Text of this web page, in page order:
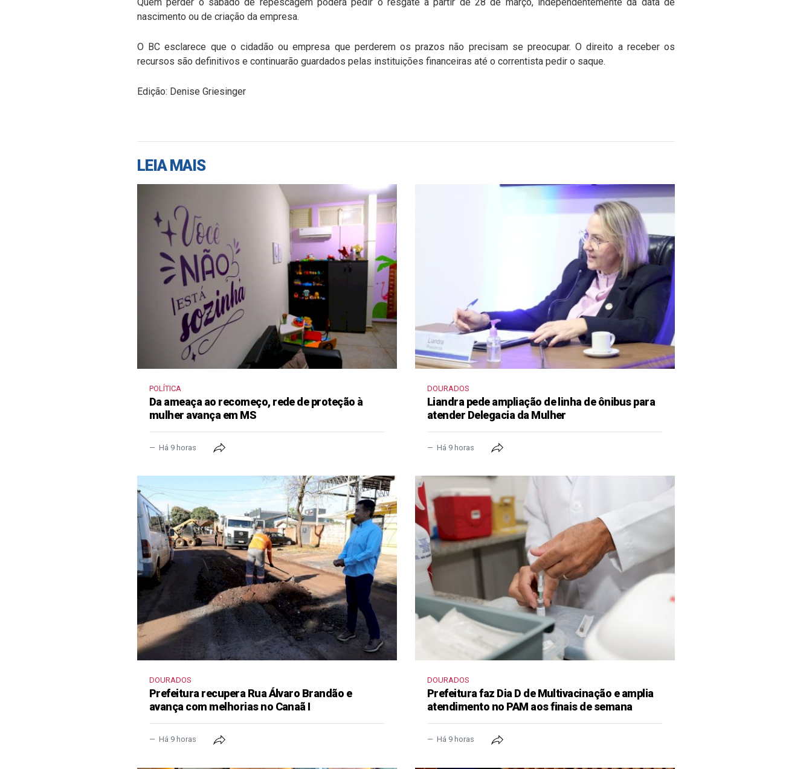
nascimento ou de criação da empresa.
O BC esclarece que o cidadão ou empresa que perderem os prazos não precisam se preocupar. O direito a receber os
recursos são definitivos e continuarão guardados pelas instituições financeiras até o correntista pedir o saque.
Edição: Denise Griesinger
LEIA MAIS
POLÍTICA
Da ameaça ao recomeço, rede de proteção à
mulher avança em MS
Há 9 horas
DOURADOS
Liandra pede ampliação de linha de ônibus para
atender Delegacia da Mulher
Há 9 horas
DOURADOS
Prefeitura recupera Rua Álvaro Brandão e
avança com melhorias no Canaã I
Há 9 horas
DOURADOS
Prefeitura faz Dia D de Multivacinação e amplia
atendimento no PAM aos finais de semana
Há 9 horas